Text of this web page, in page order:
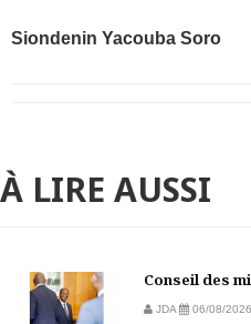
Siondenin Yacouba Soro
À LIRE AUSSI
Conseil des
JDA 06/08/2026